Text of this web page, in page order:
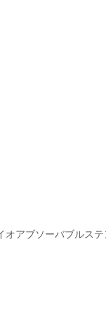
オアブソーバブルス